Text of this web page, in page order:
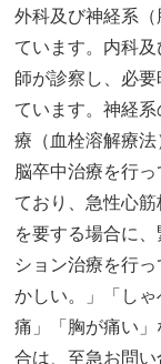
外科及び神経系
ています。内科
師が診察し、必
ています。神経
療（血栓溶解療
脳卒中治療を行
ており、急性心
を要する場合に
ション治療を行
かしい。」「し
痛」「胸が痛い
合は、至急お問